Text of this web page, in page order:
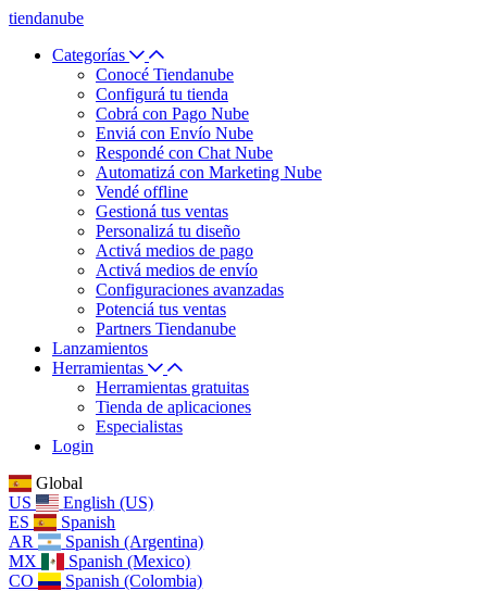
tiendanube
Categorías
Conocé Tiendanube
Configurá tu tienda
Cobrá con Pago Nube
Enviá con Envío Nube
Respondé con Chat Nube
Automatizá con Marketing Nube
Vendé offline
Gestioná tus ventas
Personalizá tu diseño
Activá medios de pago
Activá medios de envío
Configuraciones avanzadas
Potenciá tus ventas
Partners Tiendanube
Lanzamientos
Herramientas
Herramientas gratuitas
Tienda de aplicaciones
Especialistas
Login
Global
US
English (US)
ES
Spanish
AR
Spanish (Argentina)
MX
Spanish (Mexico)
CO
Spanish (Colombia)